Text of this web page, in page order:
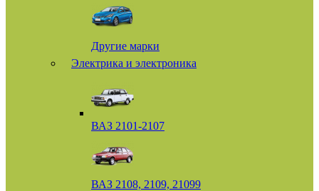
Другие марки
Электрика и электроника
ВАЗ 2101-2107
ВАЗ 2108, 2109, 21099